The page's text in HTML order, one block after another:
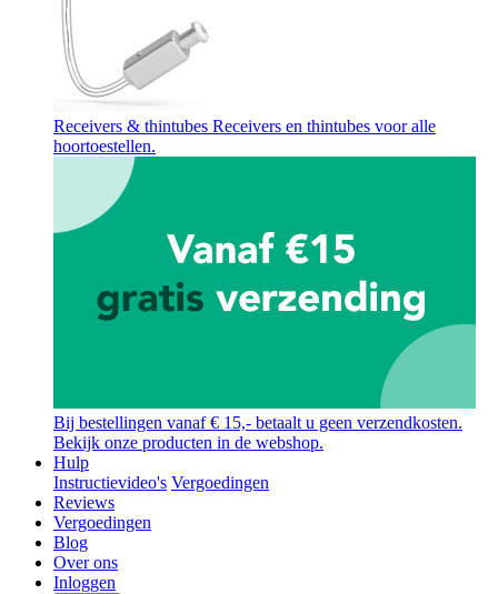
Receivers & thintubes Receivers en thintubes voor alle
hoortoestellen.
Bij bestellingen vanaf € 15,- betaalt u geen verzendkosten.
Bekijk onze producten in de webshop.
Hulp
Instructievideo's Vergoedingen
Reviews
Vergoedingen
Blog
Over ons
Inloggen